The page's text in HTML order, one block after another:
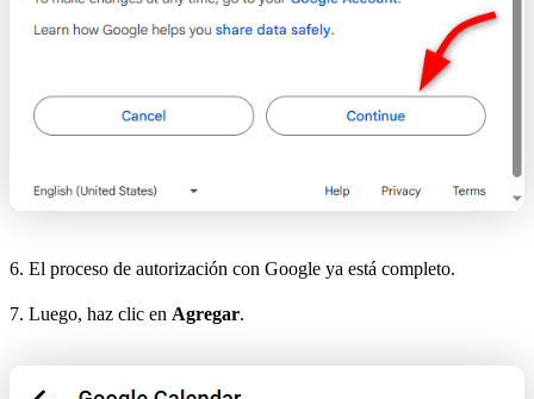
6. El proceso de autorización con Google ya está completo.
7. Luego, haz clic en Agregar.